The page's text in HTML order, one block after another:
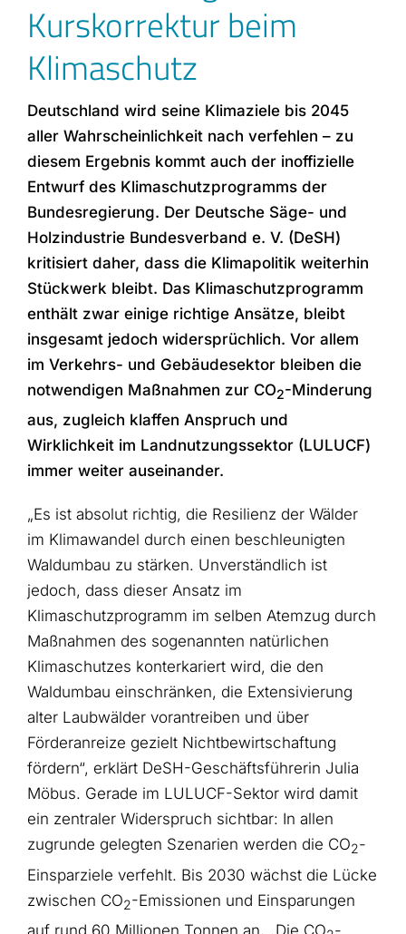
Kurskorrektur beim
Klimaschutz
Deutschland wird seine Klimaziele bis 2045
aller Wahrscheinlichkeit nach verfehlen – zu
diesem Ergebnis kommt auch der inoffizielle
Entwurf des Klimaschutzprogramms der
Bundesregierung. Der Deutsche Säge- und
Holzindustrie Bundesverband e. V. (DeSH)
kritisiert daher, dass die Klimapolitik weiterhin
Stückwerk bleibt. Das Klimaschutzprogramm
enthält zwar einige richtige Ansätze, bleibt
insgesamt jedoch widersprüchlich. Vor allem
im Verkehrs- und Gebäudesektor bleiben die
notwendigen Maßnahmen zur CO2-Minderung
aus, zugleich klaffen Anspruch und
Wirklichkeit im Landnutzungssektor (LULUCF)
immer weiter auseinander.
„Es ist absolut richtig, die Resilienz der Wälder
im Klimawandel durch einen beschleunigten
Waldumbau zu stärken. Unverständlich ist
jedoch, dass dieser Ansatz im
Klimaschutzprogramm im selben Atemzug durch
Maßnahmen des sogenannten natürlichen
Klimaschutzes konterkariert wird, die den
Waldumbau einschränken, die Extensivierung
alter Laubwälder vorantreiben und über
Förderanreize gezielt Nichtbewirtschaftung
fördern“, erklärt DeSH-Geschäftsführerin Julia
Möbus. Gerade im LULUCF-Sektor wird damit
ein zentraler Widerspruch sichtbar: In allen
zugrunde gelegten Szenarien werden die CO2-
Einsparziele verfehlt. Bis 2030 wächst die Lücke
zwischen CO2-Emissionen und Einsparungen